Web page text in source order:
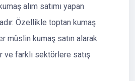
alım satımı yapan
Özellikle toptan kumaş
müslin kumaş satın alarak
ve farklı sektörlere satış